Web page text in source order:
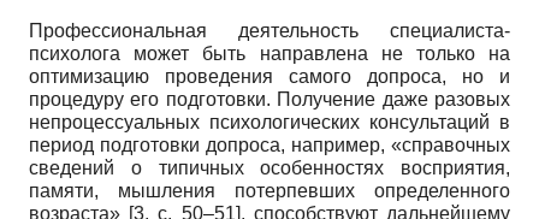
Профессиональная деятельность специалиста-
психолога может быть направлена не только на
оптимизацию проведения самого допроса, но и
процедуру его подготовки. Получение даже разовых
непроцессуальных психологических консультаций в
период подготовки допроса, например, «справочных
сведений о типичных особенностях восприятия,
памяти, мышления потерпевших определенного
возраста» [3, с. 50–51], способствуют дальнейшему